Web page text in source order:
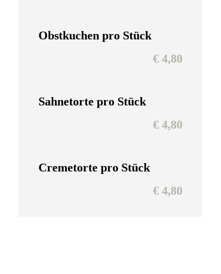
Obstkuchen pro Stück
€ 4,80
Sahnetorte pro Stück
€ 4,80
Cremetorte pro Stück
€ 4,80